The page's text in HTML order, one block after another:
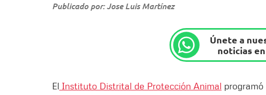
Publicado por: Jose Luis Martínez
Únete a
noticias
El Instituto Distrital de Protección Animal